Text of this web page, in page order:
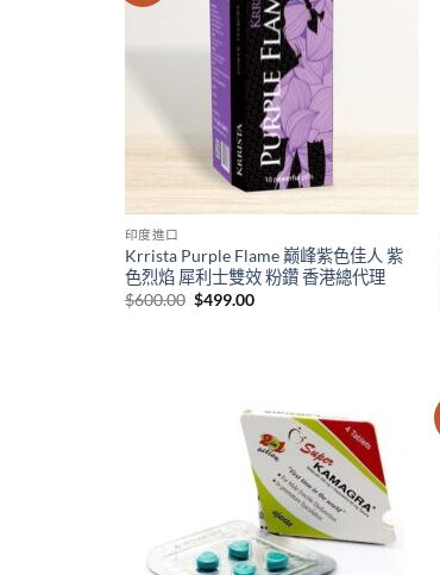
印度進口
Krrista Purple Flame 巅峰紫色佳人 紫
色烈焰 犀利士雙效 粉鑽 香港總代理
$600.00 Original
$499.00Current